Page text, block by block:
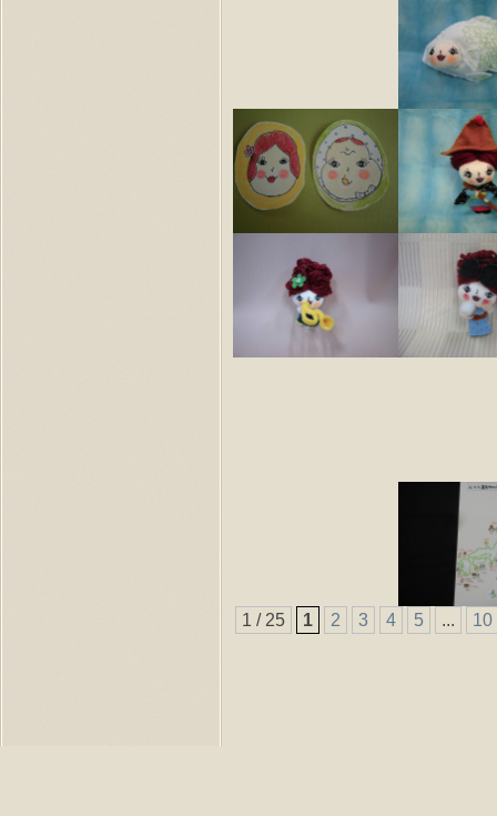
1 / 25 1 2 3 4 5 ... 10